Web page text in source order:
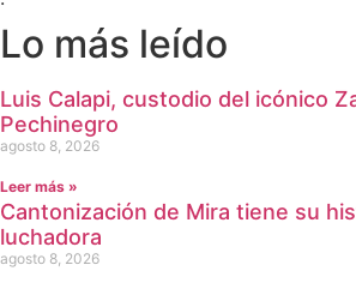
Lo más leído
Luis Calapi, custodio del icónico
Pechinegro
agosto 8, 2026
Leer más »
Cantonización de Mira tiene su
luchadora
agosto 8, 2026